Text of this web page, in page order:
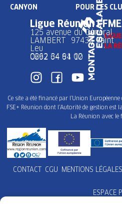
CANYON POUR LES
Ligue Réunion FFME
125 avenue du Général
LAMBERT 97436 Saint
Leu
0262 34 91 02
0692 64 64 10
Ce site a été financé par l’Union
FSE+ Réunion dont l’Autorité de gestion est
La Réunion avec le
CONTACT CGU MENTIONS LÉGALES
ESPACE